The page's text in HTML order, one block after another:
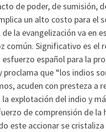
de poder, de sumisión,
un alto costo para el
la evangelización va en
común. Significativo es el
español para la
proclama que “los indios
acuden con presteza
explotación del indio y
de comprensión de
este accionar se